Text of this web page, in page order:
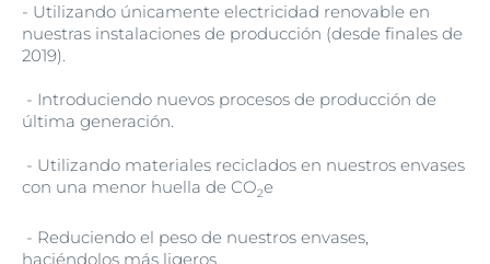
- Utilizando únicamente electricidad renovable en
nuestras instalaciones de producción (desde finales de
2019).
- Introduciendo nuevos procesos de producción de
última generación.
- Utilizando materiales reciclados en nuestros envases
con una menor huella de CO2e
- Reduciendo el peso de nuestros envases,
haciéndolos más ligeros